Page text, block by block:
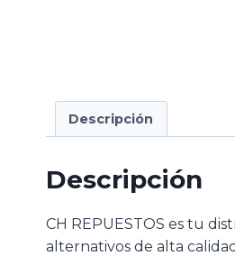
Descripción
Descripción
CH REPUESTOS es tu
alternativos de alta